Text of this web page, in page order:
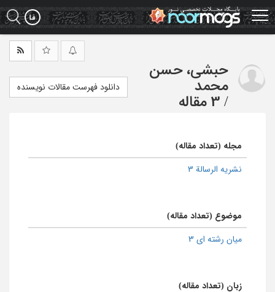
Skip
to
main
حبشی، حسن
محمد
/ 3 مقاله
دانلود فهرست مقالات نویسنده
مجله (تعداد مقاله)
نشریه الرسالة 3
موضوع (تعداد مقاله)
میان رشته ای 3
زبان (تعداد مقاله)